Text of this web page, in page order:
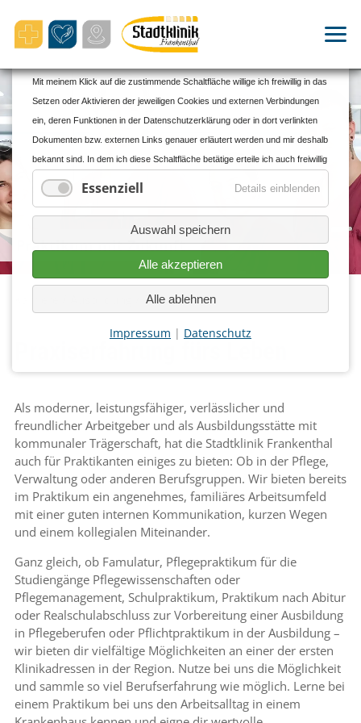
Praktikum mit Zukunft
Praktikum
Als moderner, leistungsfähiger, verlässlicher und
freundlicher Arbeitgeber und als Ausbildungsstätte mit
kommunaler Trägerschaft, hat die Stadtklinik Frankenthal
auch für Praktikanten einiges zu bieten: Ob in der Pflege,
Verwaltung oder anderen Berufsgruppen. Wir bieten bereits
im Praktikum ein angenehmes, familiäres Arbeitsumfeld
mit einer guten internen Kommunikation, kurzen Wegen
und einem kollegialen Miteinander.
Ganz gleich, ob Famulatur, Pflegepraktikum für die
Studiengänge Pflegewissenschaften oder
Pflegemanagement, Schulpraktikum, Praktikum nach Abitur
oder Realschulabschluss zur Vorbereitung einer Ausbildung
in Pflegeberufen oder Pflichtpraktikum in der Ausbildung –
wir bieten dir vielfältige Möglichkeiten an einer der ersten
Klinikadressen in der Region. Nutze bei uns die Möglichkeit
und sammle so viel Berufserfahrung wie möglich. Lerne bei
einem Praktikum bei uns den Arbeitsalltag in einem
Cookie- und Datenschutzhinweise
Mit meinem Klick auf die zustimmende Schaltfläche willige ich freiwillig in das
Setzen oder Aktivieren der jeweiligen Cookies und externen Verbindungen
ein, deren Funktionen in der Datenschutzerklärung oder in dort verlinkten
Dokumenten bzw. externen Links genauer erläutert werden und mir deshalb
bekannt sind. In dem ich diese Schaltfläche betätige erteile ich auch freiwillig
meine ausdrückliche Einwilligung gem. Art. 49 Abs. 1 Unterabs. 1 Buchst. a
DS-GVO in personalisierte Werbung und für andere Datenübermittlungen in
Drittländer zu den und durch die in der Datenschutzerklärung genannten
Unternehmen und Zwecke, insbesondere für solche Übermittlungen an
Drittländer für die ein oder kein Angemessenheitsbeschluss der EU/EWR
vorliegt sowie an Unternehmen oder sonstige Stellen, die einem
bestehenden Angemessenheitsbeschluss nicht aufgrund einer
Selbstzertifizierung oder anderer Beitrittskriterien unterfallen, und in denen
oder für die erhebliche Risiken und keine geeigneten Garantien für den
FISA, Executive Order EO12333 und dem CloudAct in den USA). Bei
dass in Drittländern unter Umständen kein angemessenes
Datenschutzniveau gegeben ist und das meine Betroffenenrechte
gegebenenfalls nicht durchgesetzt werden können. Ich kann die
datenschutzrechtliche Einwilligung jederzeit mit Wirkung für die Zukunft
durch die Änderung meiner Cookie-Einstellungen oder das Löschen meiner
Cookies widerrufen. Durch den Widerruf der Einwilligung wird die
Rechtmäßigkeit der aufgrund der Einwilligung bis zum Widerruf erfolgten
zustimmenden Schaltfläche), erteile ich mehrere Einwilligungen. Dabei
handelt es sich sowohl um Einwilligungen nach dem EU/EWR-
Datenschutzrecht als auch um die des CCPA/CPRA, ePrivacy und
Telemedienrechts, und anderer internationaler Rechtsvorschriften, die unter
anderem zum Speichern und Auslesen von Informationen notwendig und als
Rechtsgrundlage für eine geplante weitere Verarbeitung der ausgelesenen
Daten erforderlich sind. Mir ist bekannt, dass ich meine Einwilligung mit dem
Klick auf die andere Schaltfläche verweigern oder ggf. individuelle
Einstellungen vornehmen kann. Mit meiner Handlung bestätige ich ebenfalls,
Essenziell Details einblenden
Auswahl speichern
Alle akzeptieren
Alle ablehnen
Impressum | Datenschutz